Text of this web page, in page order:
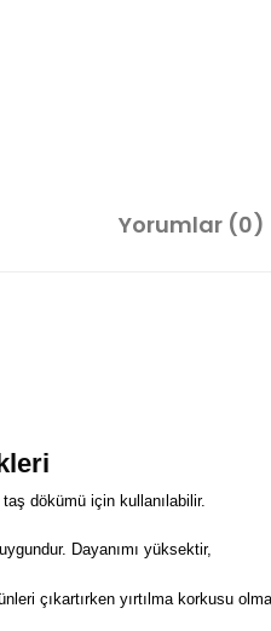
Yorumlar (0)
dökümü için kullanılabilir.
Dayanımı yüksektir,
çıkartırken yırtılma korkusu